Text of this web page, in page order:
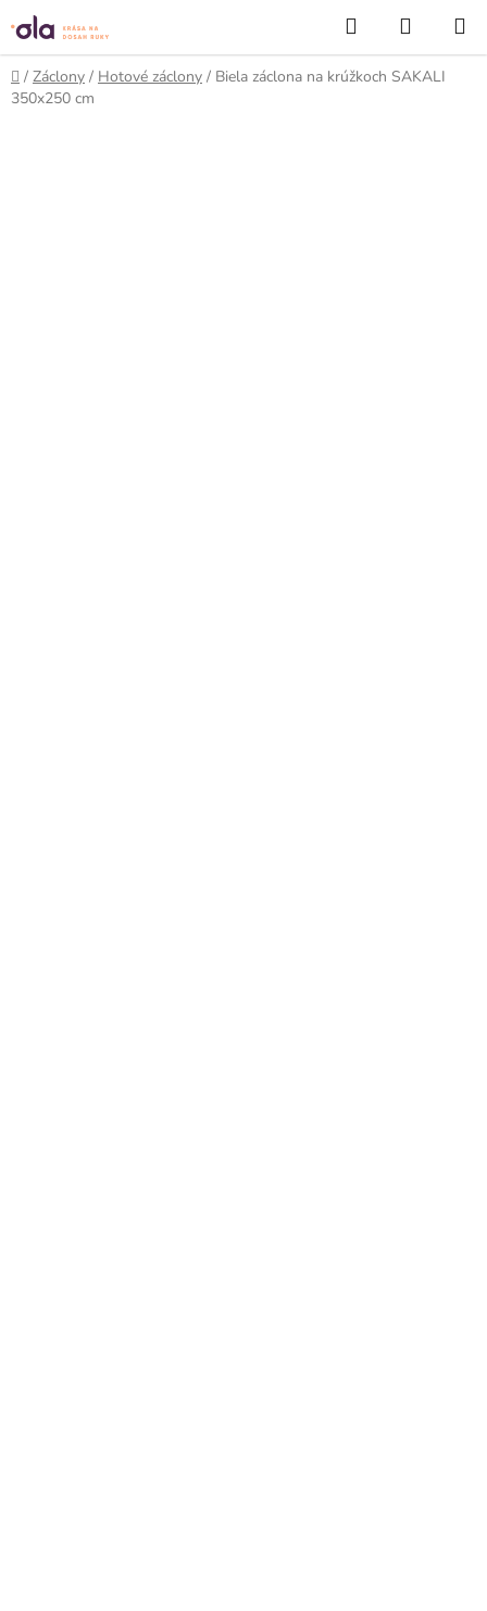
Prejsť
na
obsah
Hľadať
KOŠÍK
Domov
/ Záclony / Hotové záclony / Biela záclona na krúžkoch SAKALI
350x250 cm